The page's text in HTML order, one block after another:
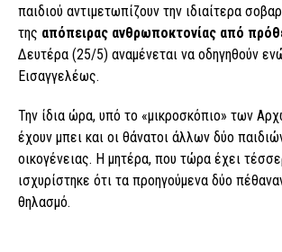
παιδιού αντιμετωπίζουν την ιδιαίτερα
της απόπειρας ανθρωποκτονίας από
Δευτέρα (25/5) αναμένεται να οδηγηθούν
Εισαγγελέως.
Την ίδια ώρα, υπό το «μικροσκόπιο» των
έχουν μπει και οι θάνατοι άλλων δύο
οικογένειας. Η μητέρα, που τώρα έχει
ισχυρίστηκε ότι τα προηγούμενα δύο
θηλασμό.